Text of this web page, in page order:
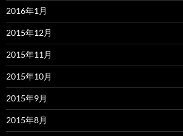
2016年1月
2015年12月
2015年11月
2015年10月
2015年9月
2015年8月